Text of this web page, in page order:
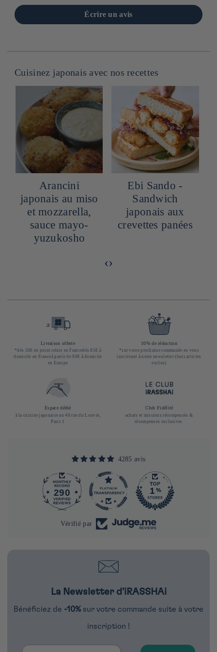
Écrire un avis
Cuisinez japonais avec nos recettes
Arancini
japonais au miso
et mozzarella,
sauce mayo-
yuzukosho
Ebi Sando -
Sandwich
japonais aux
crevettes panées
‹›
Livraison offerte
*dès 50€ en point relais en Francedès 85€ à
domicile en Franceà partir de 90€ à domicile
en Europe
10% de réduction
*sur votre prochaine commande en vous
inscrivant à notre newsletter (hors articles
exclus)
Espace dédié
à la cuisine japonaise au 40 rue du Louvre,
Paris 1
Club Fidélité
achats et missions récompensés &
récompenses exclusives
4285 avis
290
Vérifié par
La Newsletter d'iRASSHAi
Bénéficiez de -10% sur votre commande suite à votre
inscription !